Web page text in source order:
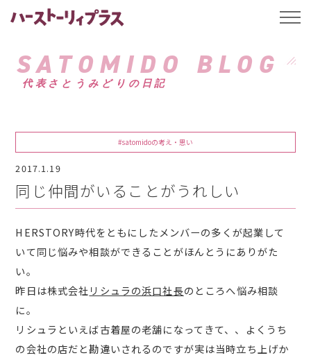
ハーストーリィプ
SATOMIDO BLOG
代表さとうみどりの日記
#satomidoの考え・思い
2017.1.19
同じ仲間がいることがうれしい
HERSTORY時代をともにしたメンバーの多くが起業して
いて同じ悩みや相談ができることがほんとうにありがた
い。
昨日は株式会社リシュラの浜口社長のところへ悩み相談
に。
リシュラといえば古着屋の老舗になってきて、、よくうち
の会社の店だと勘違いされるのですが実は当時立ち上げか
t
l
a